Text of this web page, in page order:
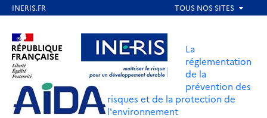
contenu
principal
Aller au contenu Aller au menu
Aller au pied de page
La
réglementation
de la
prévention des
risques et de la protection de
l'environnement